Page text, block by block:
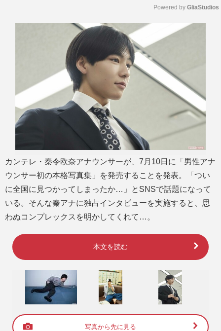
M
Powered by GliaStudios
カンテレ・秦令欧奈アナウンサーが、7月10日に「男性アナ
ウンサー初の本格写真集」を発売することを発表。「つい
に全国に見つかってしまったか…」とSNSで話題になって
いる。そんな秦アナに独占インタビューを実施すると、思
わぬコンプレックスを明かしてくれて…。
本文を読む
写真から先に見る